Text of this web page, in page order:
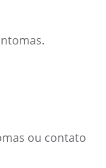
ou contato